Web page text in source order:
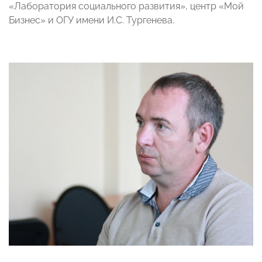
«Лаборатория социального развития», центр «Мой
Бизнес» и ОГУ имени И.С. Тургенева.